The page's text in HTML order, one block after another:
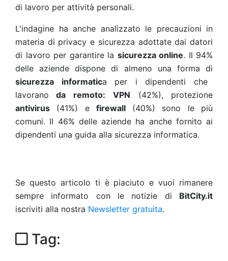
di lavoro per attività personali.
L'indagine ha anche analizzato le precauzioni in
materia di privacy e sicurezza adottate dai datori
di lavoro per garantire la sicurezza online. Il 94%
delle aziende dispone di almeno una forma di
sicurezza informatica per i dipendenti che
lavorano
da remoto: VPN
(42%), protezione
antivirus
(41%) e firewall
(40%) sono le più
comuni. Il 46% delle aziende ha anche fornito ai
dipendenti una guida alla sicurezza informatica.
Se questo articolo ti è piaciuto e vuoi rimanere
sempre informato con le notizie di BitCity.it
iscriviti alla nostra Newsletter gratuita.
Tag: